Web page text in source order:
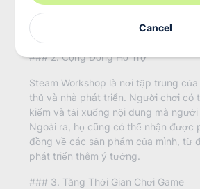
r
e
m
a
l
Cancel
thêm trải nghiệm chơi game mà còn
tạo của cộng đồng.
### 2. Cộng Đồng Hỗ Trợ
Steam Workshop là nơi tập trung
thủ và nhà phát triển. Người chơi có
kiếm và tải xuống nội dung mà
Ngoài ra, họ cũng có thể nhận được
đồng về các sản phẩm của mình, từ
phát triển thêm ý tưởng.
### 3. Tăng Thời Gian Chơi Game